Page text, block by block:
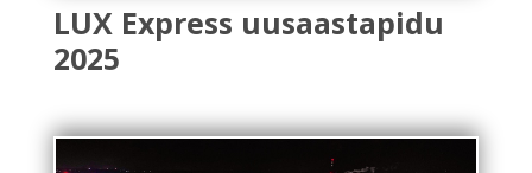
LUX Express uusaastapidu
2025